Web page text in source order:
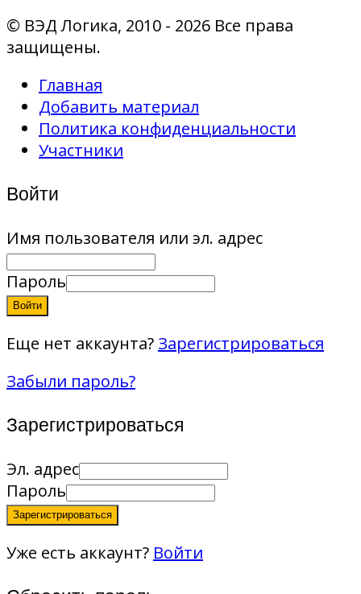
© ВЭД Логика, 2010 - 2026 Все права
защищены.
Главная
Добавить материал
Политика конфиденциальности
Участники
Войти
Имя пользователя или эл. адрес
Пароль
Войти
Еще нет аккаунта? Зарегистрироваться
Забыли пароль?
Зарегистрироваться
Эл. адрес
Пароль
Зарегистрироваться
Уже есть аккаунт? Войти